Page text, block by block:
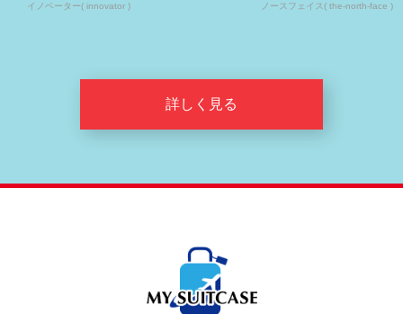
イノベーター( innovator ) ノースフェイス( the-north-face )
詳しく見る